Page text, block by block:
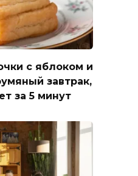
с яблоком и
завтрак,
за 5 минут